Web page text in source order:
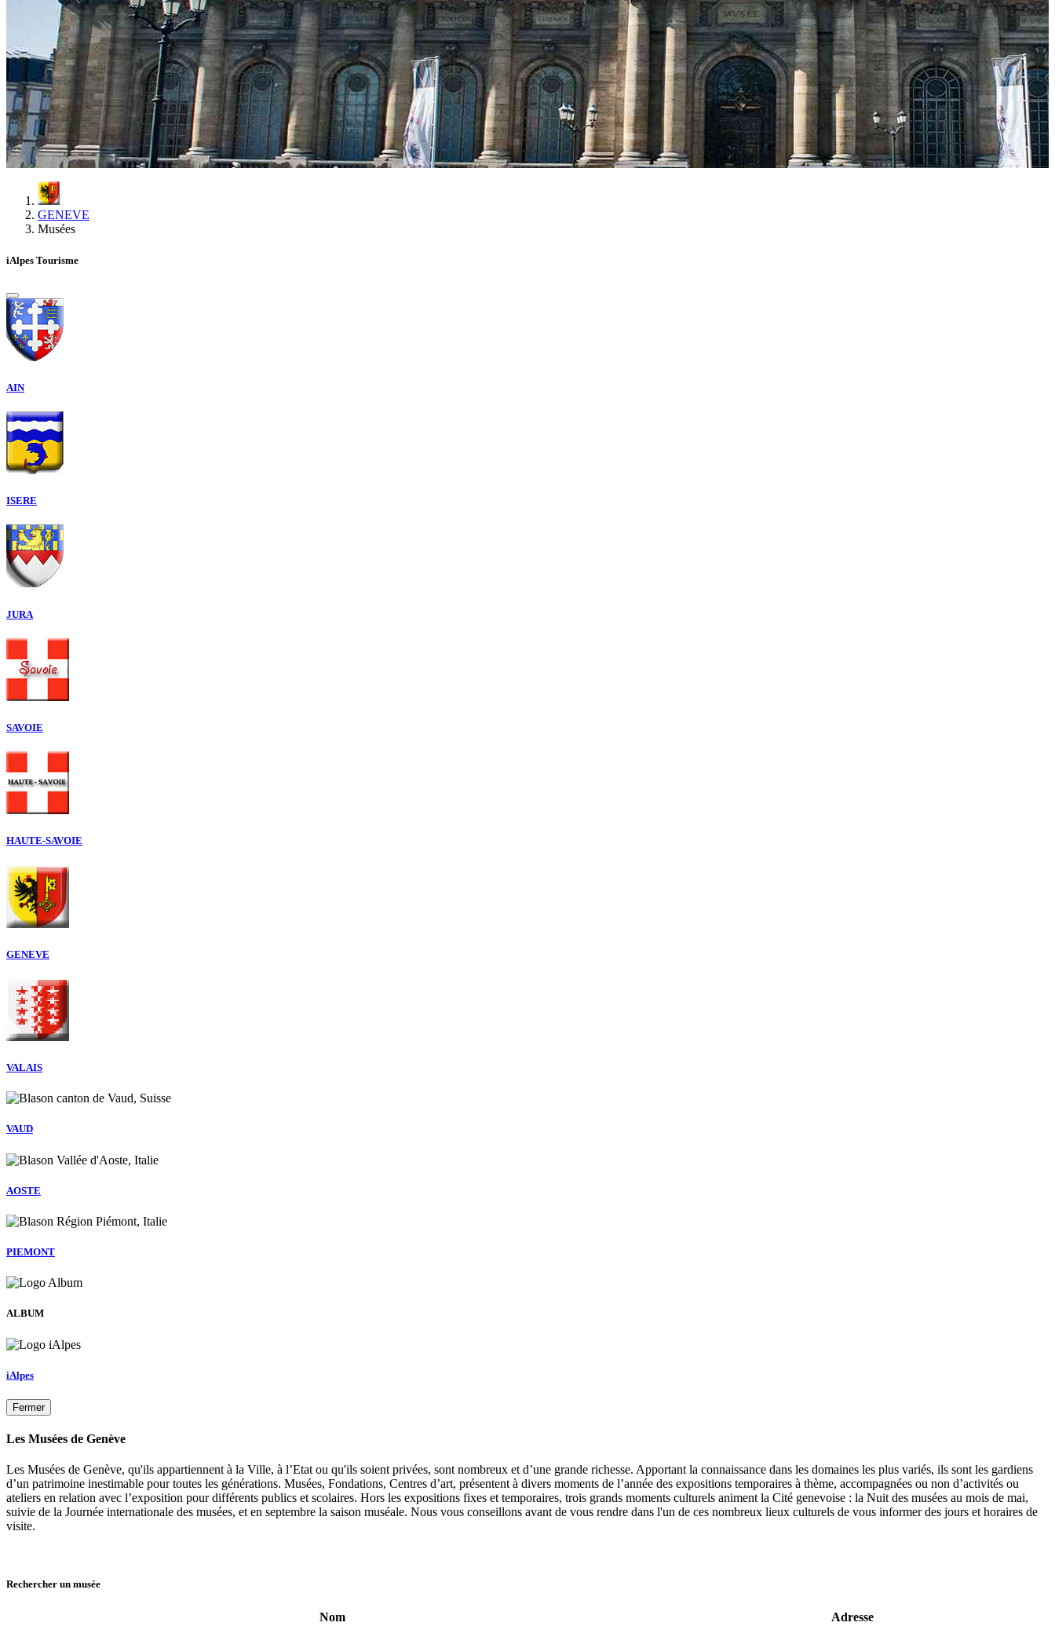
GENEVE
Musées
iAlpes Tourisme
AIN
ISERE
JURA
SAVOIE
HAUTE-SAVOIE
GENEVE
VALAIS
VAUD
AOSTE
PIEMONT
ALBUM
iAlpes
Fermer
Les Musées de Genève
Les Musées de Genève, qu'ils appartiennent à la Ville, à l’Etat ou qu'ils soient privées, sont nombreux et d’une grande richesse. Apportant la connaissance dans les domaines les plus variés, ils sont les gardiens
d’un patrimoine inestimable pour toutes les générations. Musées, Fondations, Centres d’art, présentent à divers moments de l’année des expositions temporaires à thème, accompagnées ou non d’activités ou
ateliers en relation avec l’exposition pour différents publics et scolaires. Hors les expositions fixes et temporaires, trois grands moments culturels animent la Cité genevoise : la Nuit des musées au mois de mai,
suivie de la Journée internationale des musées, et en septembre la saison muséale. Nous vous conseillons avant de vous rendre dans l'un de ces nombreux lieux culturels de vous informer des jours et horaires de
visite.
Rechercher un musée
Nom Adresse